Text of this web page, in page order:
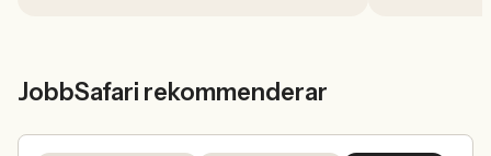
JobbSafari rekommenderar